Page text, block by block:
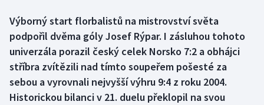
Box
Curling
Dostihy
Výborný start florbalistů na mistrovství světa
podpořil dvěma góly Josef Rýpar. I zásluhou tohoto
univerzála porazil český celek Norsko 7:2 a obhájci
stříbra zvítězili nad tímto soupeřem pošesté za
sebou a vyrovnali nejvyšší výhru 9:4 z roku 2004.
Historickou bilanci v 21. duelu překlopil na svou